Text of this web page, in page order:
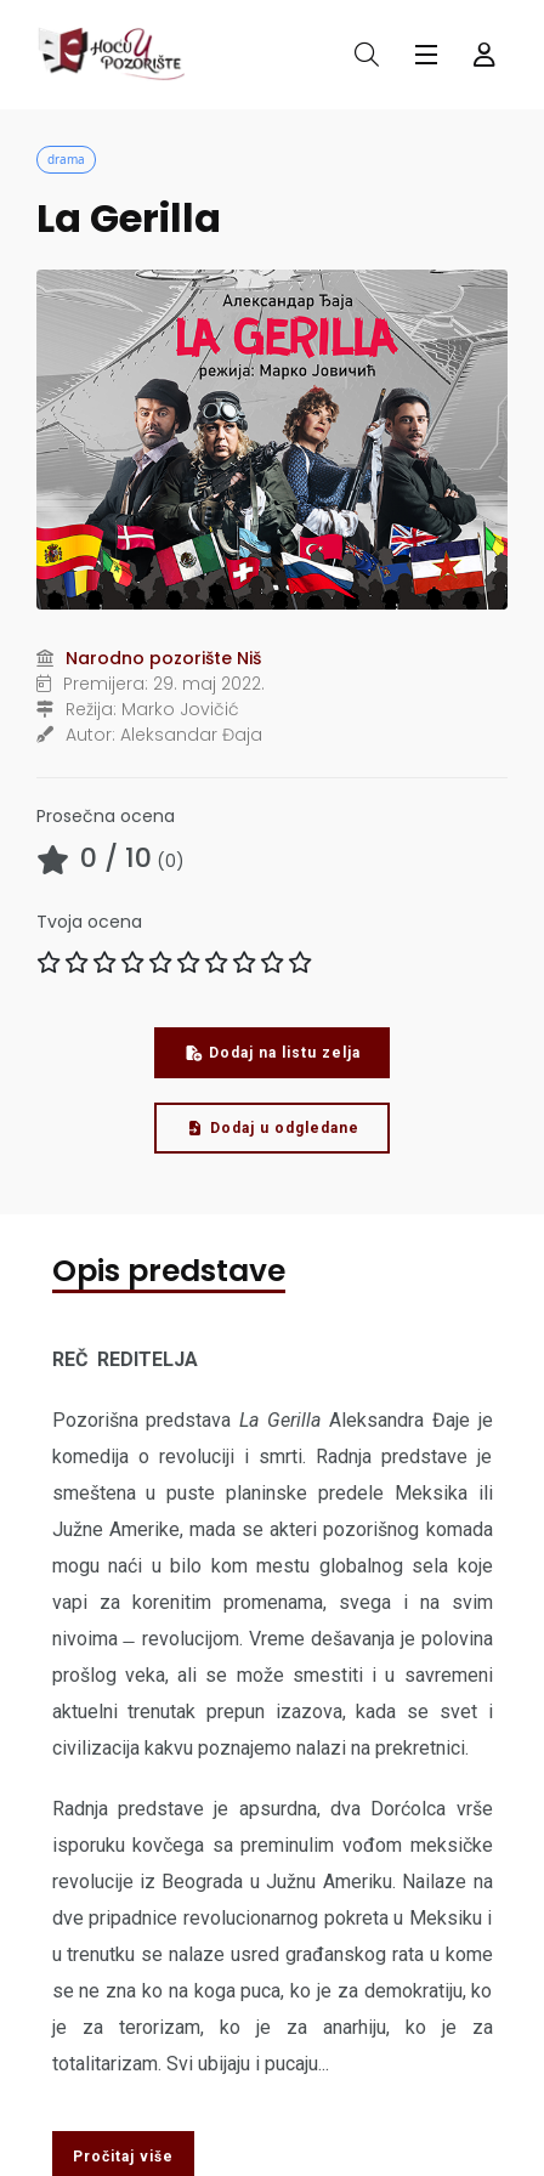
drama
La Gerilla
Narodno pozorište Niš
Premijera: 29. maj 2022.
Režija: Marko Jovičić
Autor: Aleksandar Đaja
Prosečna ocena
0 / 10 (0)
Tvoja ocena
Dodaj na listu zelja
Dodaj u odgledane
Opis predstave
REČ REDITELJA
Pozorišna predstavaLa Gerilla Aleksandra Đaje je
komedija o revoluciji i smrti. Radnja predstave je
smeštena u puste planinske predele Meksika ili
Južne Amerike, mada se akteri pozorišnog komada
mogu naći u bilo kom mestu globalnog sela koje
vapi za korenitim promenama, svega i na svim
nivoima ̶ revolucijom. Vreme dešavanja je polovina
prošlog veka, ali se može smestiti i u savremeni
aktuelni trenutak prepun izazova, kada se svet i
civilizacija kakvu poznajemo nalazi na prekretnici.
Radnja predstave je apsurdna, dva Dorćolca vrše
isporuku kovčega sa preminulim vođom meksičke
revolucije iz Beograda u Južnu Ameriku. Nailaze na
dve pripadnice revolucionarnog pokreta u Meksiku i
u trenutku se nalaze usred građanskog rata u kome
se ne zna ko na koga puca, ko je za demokratiju, ko
je za terorizam, ko je za anarhiju, ko je za
totalitarizam. Svi ubijaju i pucaju...
Pročitaj više